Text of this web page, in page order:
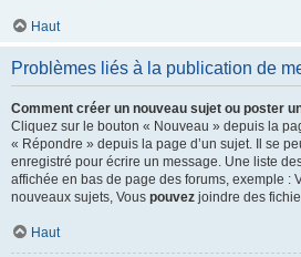
Haut
Problèmes liés à la publication de
Comment créer un nouveau sujet ou poster
Cliquez sur le bouton « Nouveau » depuis la
« Répondre » depuis la page d’un sujet. Il se
enregistré pour écrire un message. Une liste
affichée en bas de page des forums, exemple :
nouveaux sujets, Vous pouvez joindre des
Haut